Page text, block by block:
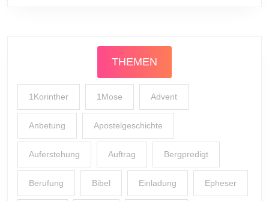
THEMEN
1Korinther 1Mose Advent
Anbetung Apostelgeschichte
Auferstehung Auftrag Bergpredigt
Berufung Bibel Einladung Epheser